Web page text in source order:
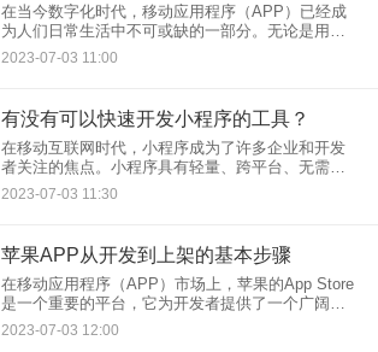
在当今数字化时代，移动应用程序（APP）已经成
为人们日常生活中不可或缺的一部分。无论是用于
购物、娱乐还是生活，APP都提供了便捷的解决方
案。然而，开发一个成功的APP并不是一件容易的
2023-07-03 11:00
有没有可以快速开发小程序的工具？
在移动互联网时代，小程序成为了许多企业和开发
者关注的焦点。小程序具有轻量、跨平台、无需下
载安装等优势，成为了企业推广和用户互动的重要
手段。为了满足市场需求，许多开发者工具已经涌
2023-07-03 11:30
苹果APP从开发到上架的基本步骤
在移动应用程序（APP）市场上，苹果的App Store
是一个重要的平台，它为开发者提供了一个广阔的
用户群体。然而，要将自己的APP成功上架到App
Store并吸引用户，需要经历一系列的步骤和流程。
2023-07-03 12:00